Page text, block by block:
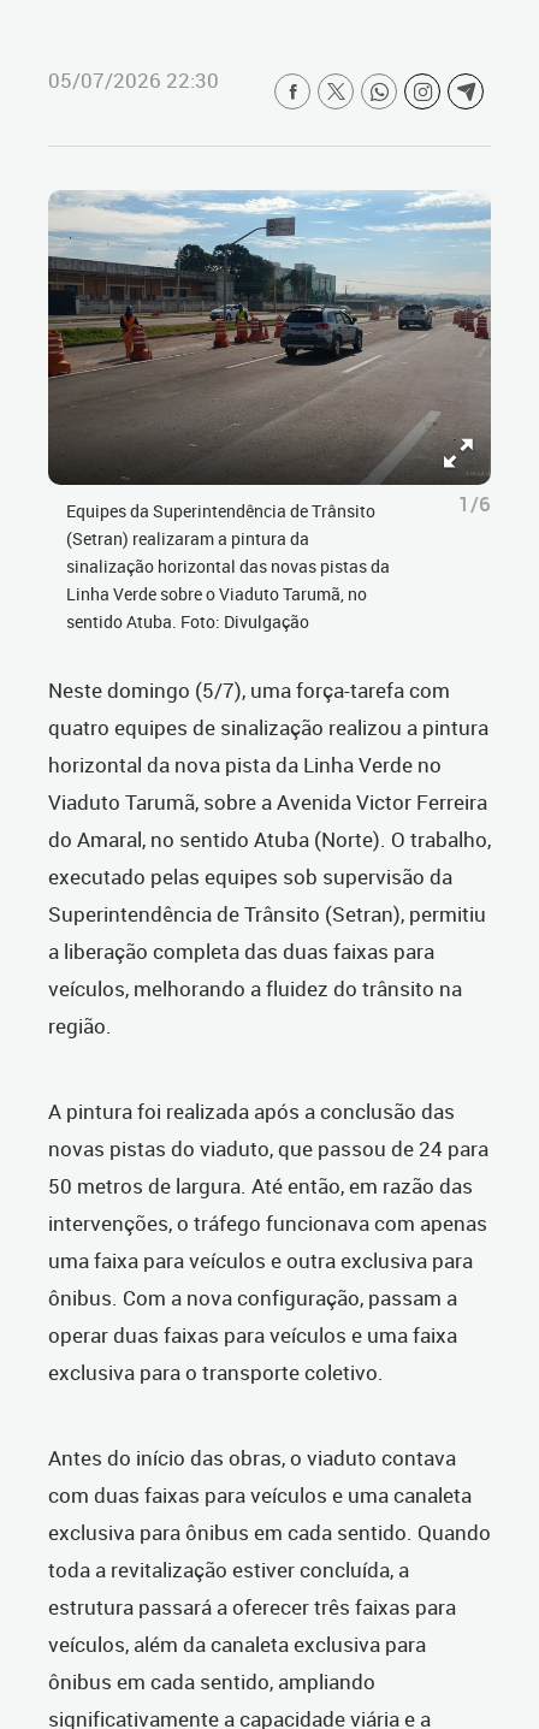
05/07/2026 22:30
Equipes da Superintendência de Trânsito
(Setran) realizaram a pintura da
sinalização horizontal das novas pistas da
Linha Verde sobre o Viaduto Tarumã, no
sentido Atuba. Foto: Divulgação
1/6
Neste domingo (5/7), uma força-tarefa com
quatro equipes de sinalização realizou a pintura
horizontal da nova pista da Linha Verde no
Viaduto Tarumã, sobre a Avenida Victor Ferreira
do Amaral, no sentido Atuba (Norte). O trabalho,
executado pelas equipes sob supervisão da
Superintendência de Trânsito (Setran), permitiu
a liberação completa das duas faixas para
veículos, melhorando a fluidez do trânsito na
região.
A pintura foi realizada após a conclusão das
novas pistas do viaduto, que passou de 24 para
50 metros de largura. Até então, em razão das
intervenções, o tráfego funcionava com apenas
uma faixa para veículos e outra exclusiva para
ônibus. Com a nova configuração, passam a
operar duas faixas para veículos e uma faixa
exclusiva para o transporte coletivo.
Antes do início das obras, o viaduto contava
com duas faixas para veículos e uma canaleta
exclusiva para ônibus em cada sentido. Quando
toda a revitalização estiver concluída, a
estrutura passará a oferecer três faixas para
veículos, além da canaleta exclusiva para
ônibus em cada sentido, ampliando
significativamente a capacidade viária e a